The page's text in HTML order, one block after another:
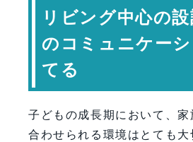
リビング中心の
のコミュニケー
てる
子どもの成長期において、家
合わせられる環境はとても大